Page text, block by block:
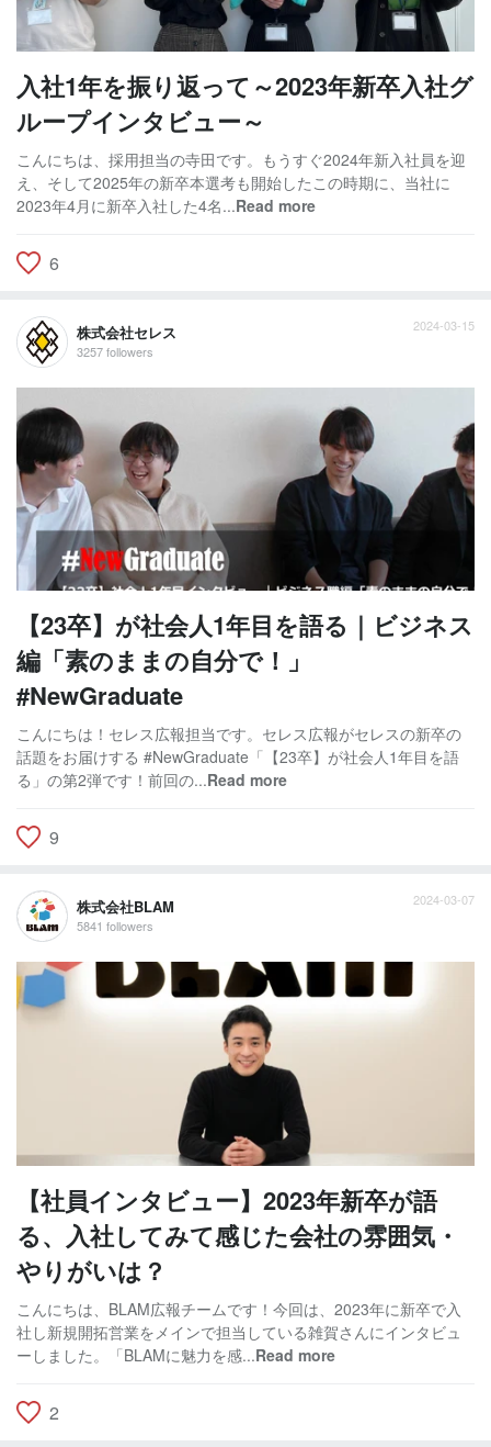
入社1年を振り返って～2023年新卒入社グ
ループインタビュー～
こんにちは、採用担当の寺田です。もうすぐ2024年新入社員を迎
え、そして2025年の新卒本選考も開始したこの時期に、当社に
2023年4月に新卒入社した4名...Read more
6
株式会社セレス
3257 followers
2024-03-15
【23卒】が社会人1年目を語る｜ビジネス
編「素のままの自分で！」
#NewGraduate
こんにちは！セレス広報担当です。セレス広報がセレスの新卒の
話題をお届けする #NewGraduate「【23卒】が社会人1年目を語
る」の第2弾です！前回の...Read more
9
株式会社BLAM
5841 followers
2024-03-07
【社員インタビュー】2023年新卒が語
る、入社してみて感じた会社の雰囲気・
やりがいは？
こんにちは、BLAM広報チームです！今回は、2023年に新卒で入
社し新規開拓営業をメインで担当している雑賀さんにインタビュ
ーしました。「BLAMに魅力を感...Read more
2